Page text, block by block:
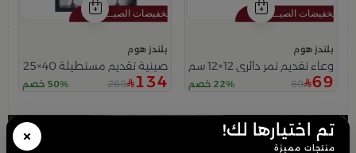
بلندز هوم
وعاء تقديم تمر دائري 12×12 سم أبيض متعدد الألوان من السيراميك بغطاء من سيلورا
69
89 22% خصم
بلندز هوم
صينية تقديم مستطيلة 40×25 سم أسود وأبيض من الزجاج والخشب بطباعة نخلة من سيلورا
134
269 50% خصم
× تم اختيارها لك!
منتجات مميزة